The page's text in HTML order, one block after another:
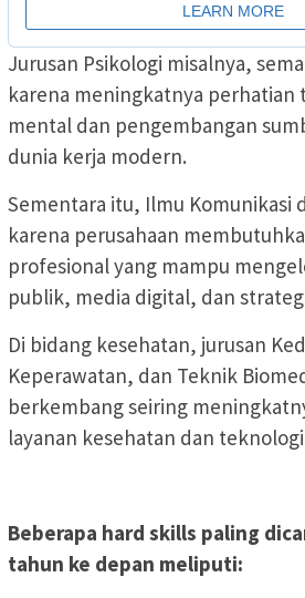
Jurusan Psikologi misalnya,
karena meningkatnya perhatian
mental dan pengembangan
dunia kerja modern.
Sementara itu, Ilmu Komunikasi
karena perusahaan
profesional yang mampu
publik, media digital, dan
Di bidang kesehatan, jurusan
Keperawatan, dan Teknik
berkembang seiring
layanan kesehatan dan
Beberapa hard skills paling
tahun ke depan meliputi: